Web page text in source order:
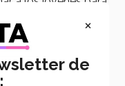
participar en la
de cuentas
índice de
×
de